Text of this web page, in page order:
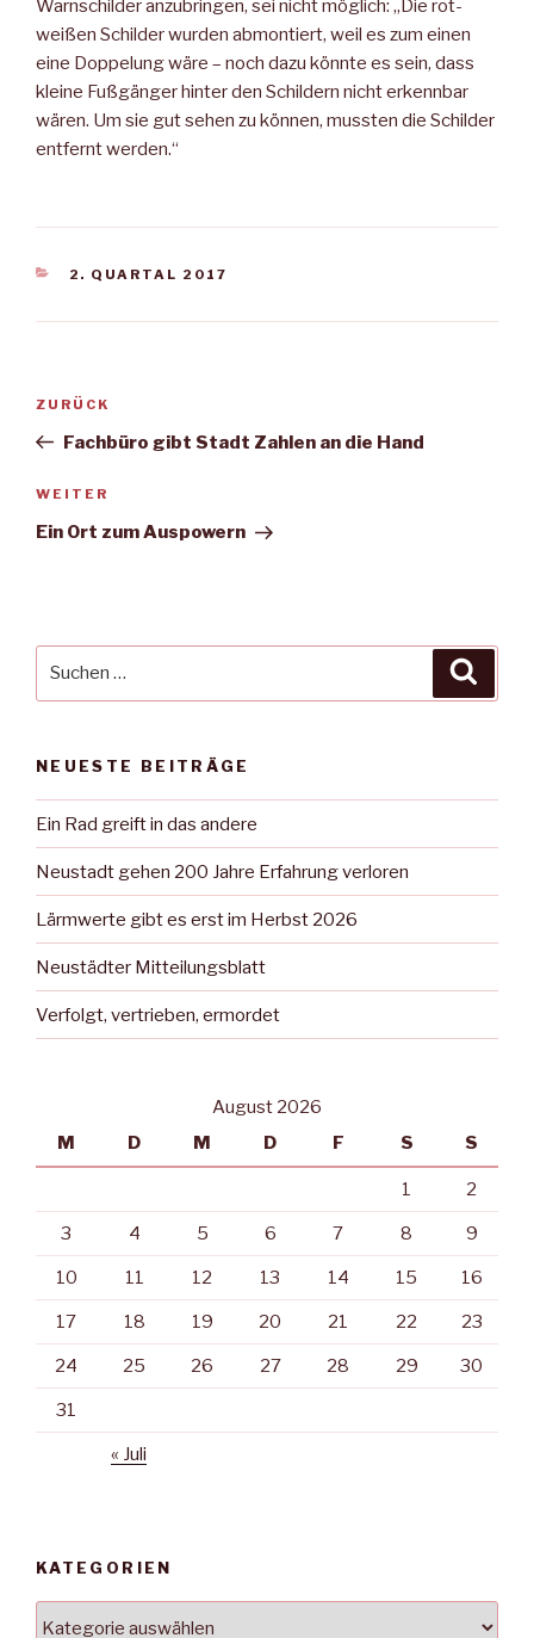
Warnschilder anzubringen, sei nicht möglich: „Die rot-
weißen Schilder wurden abmontiert, weil es zum einen
eine Doppelung wäre – noch dazu könnte es sein, dass
kleine Fußgänger hinter den Schildern nicht erkennbar
wären. Um sie gut sehen zu können, mussten die Schilder
entfernt werden.“
KATEGORIEN
2. QUARTAL 2017
Beitragsnavigation
Vorheriger
Beitrag
ZURÜCK
Fachbüro gibt Stadt Zahlen an die Hand
Nächster
Beitrag
WEITER
Ein Ort zum Auspowern
NEUESTE BEITRÄGE
Ein Rad greift in das andere
Neustadt gehen 200 Jahre Erfahrung verloren
Lärmwerte gibt es erst im Herbst 2026
Neustädter Mitteilungsblatt
Verfolgt, vertrieben, ermordet
August 2026
M
D M D F S S
1 2
3 4 5 6 7 8 9
10 11 12 13 14 15 16
17 18 19 20 21 22 23
24 25 26 27 28 29 30
31
« Juli
KATEGORIEN